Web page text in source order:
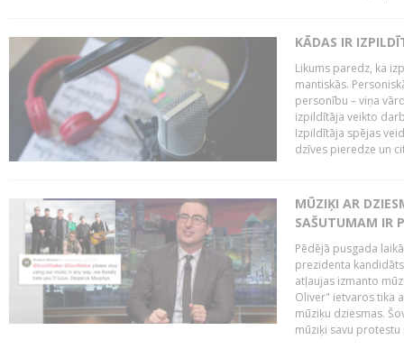
KĀDAS IR
Likums paredz, ka
mantiskās.
personību – viņa
izpildītāja veikto
Izpildītāja spējas
dzīves pieredze un
MŪZIĶI AR
SAŠUTUMAM IR
Pēdējā pusgada
prezidenta
atļaujas izmanto
Oliver" ietvaros tika
mūziķu dziesmas.
mūziķi savu